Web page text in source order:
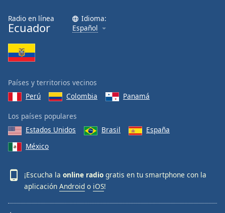
Radio en línea
Ecuador
Idioma:
Español
Países y territorios vecinos
Perú
Colombia Panamá
Los países populares
Estados Unidos
Brasil
España
México
¡Escucha la online radio gratis en tu smartphone con la
aplicación Android o iOS!